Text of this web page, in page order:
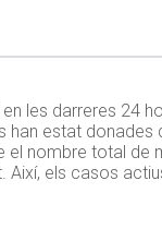
les darreres 24
estat donades
nombre total de
Així, els casos